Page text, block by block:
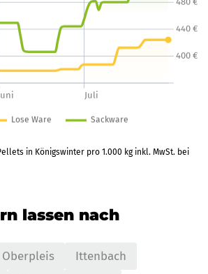
in Königswinter pro 1.000 kg inkl. MwSt. bei
lassen nach
Oberpleis
Ittenbach